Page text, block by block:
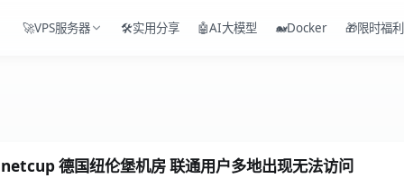
🚀VPS服务器 🛠️实用分享 🤖AI大模型 🐋Docker 🎁限时福利
netcup 德国纽伦堡机房 联通用户多地出现无法访问